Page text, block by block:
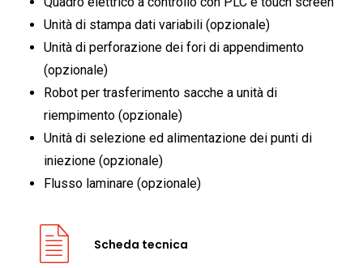
Unità di stampa dati variabili (opzionale)
Unità di perforazione dei fori di appendimento
(opzionale)
Robot per trasferimento sacche a unità di
riempimento (opzionale)
Unità di selezione ed alimentazione dei punti di
iniezione (opzionale)
Flusso laminare (opzionale)
Scheda tecnica